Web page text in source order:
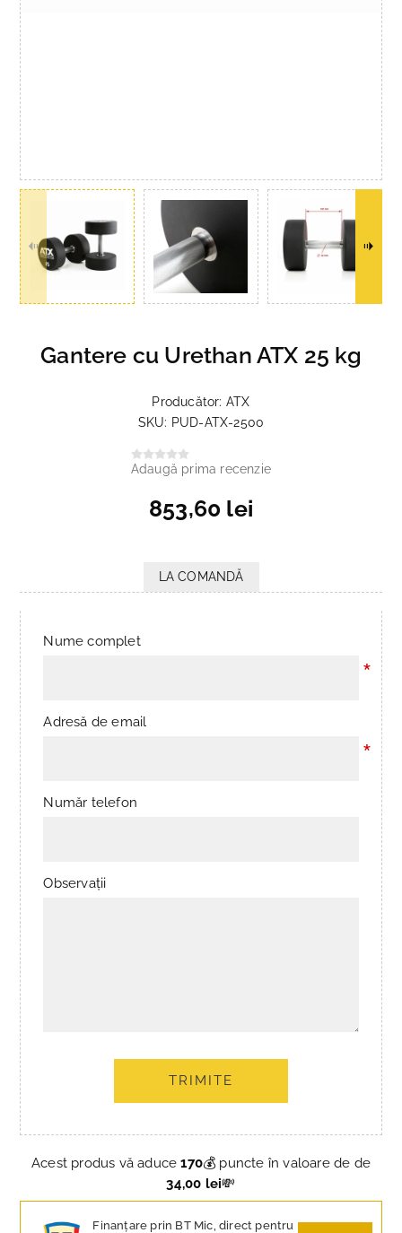
Gantere cu Urethan ATX 25 kg
Producător: ATX
SKU: PUD-ATX-2500
Adaugă prima recenzie
853,60 lei
LA COMANDĂ
Nume complet
*
Adresă de email
*
Număr telefon
Observații
TRIMITE
Acest produs vă aduce170💰 puncte în valoare de de
34,00 lei💸
Finanțare prin BT Mic, direct pentru